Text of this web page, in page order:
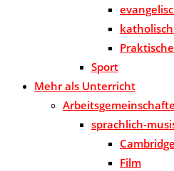
Sport
Mehr als Unterricht
sprachlich-
Cambridge
Film